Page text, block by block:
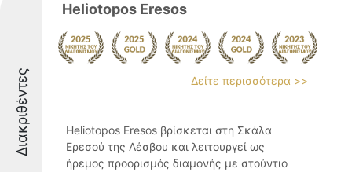
Διακριθέντες
Heliotopos Eresos
Δείτε περισσότερα >>
Heliotopos Eresos βρίσκεται στη Σκάλα
Ερεσού της Λέσβου και λειτουργεί ως
ήρεμος προορισμός διαμονής με στούντιο